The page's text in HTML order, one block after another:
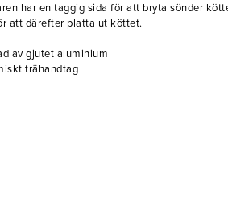
har en taggig sida för att bryta sönder
att därefter platta ut köttet.
av gjutet aluminium
trähandtag